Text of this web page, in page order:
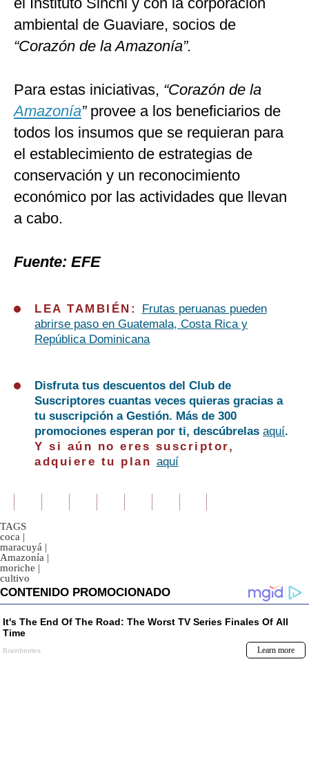
ambiental de Guaviare, socios de
“Corazón de la Amazonía”.
Para estas iniciativas, “Corazón de la
Amazonía” provee a los beneficiarios de
todos los insumos que se requieran para
el establecimiento de estrategias de
conservación y un reconocimiento
económico por las actividades que llevan
a cabo.
Fuente: EFE
LEA TAMBIÉN:
Frutas peruanas pueden
abrirse paso en Guatemala, Costa Rica y
República Dominicana
Disfruta tus descuentos del Club de
Suscriptores cuantas veces quieras gracias a
tu suscripción a Gestión. Más de 300
promociones esperan por ti, descúbrelas aquí.
Y si aún no eres suscriptor,
adquiere tu plan aquí
TAGS
coca |
maracuyá |
Amazonía |
moriche |
cultivo